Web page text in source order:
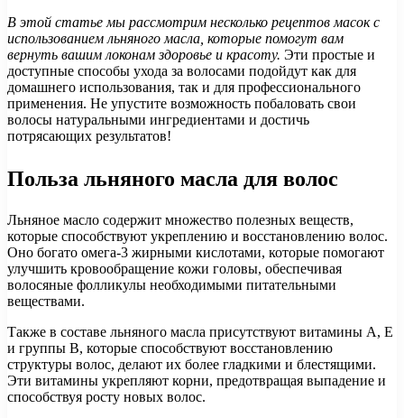
В этой статье мы рассмотрим несколько рецептов масок с
использованием льняного масла, которые помогут вам
вернуть вашим локонам здоровье и красоту. Эти простые и
доступные способы ухода за волосами подойдут как для
домашнего использования, так и для профессионального
применения. Не упустите возможность побаловать свои
волосы натуральными ингредиентами и достичь
потрясающих результатов!
Польза льняного масла для волос
Льняное масло содержит множество полезных веществ,
которые способствуют укреплению и восстановлению волос.
Оно богато омега-3 жирными кислотами, которые помогают
улучшить кровообращение кожи головы, обеспечивая
волосяные фолликулы необходимыми питательными
веществами.
Также в составе льняного масла присутствуют витамины A, E
и группы B, которые способствуют восстановлению
структуры волос, делают их более гладкими и блестящими.
Эти витамины укрепляют корни, предотвращая выпадение и
способствуя росту новых волос.